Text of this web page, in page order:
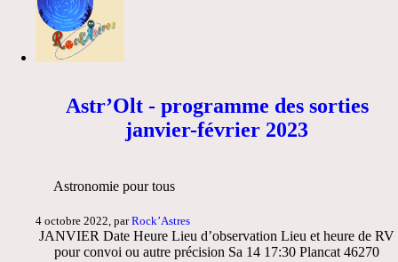
Astr’Olt - programme des sorties
janvier-février 2023
Astronomie pour tous
4 octobre 2022, parRock’Astres
JANVIER Date Heure Lieu d’observation Lieu et heure de RV
pour convoi ou autre précision Sa 14 17:30 Plancat 46270